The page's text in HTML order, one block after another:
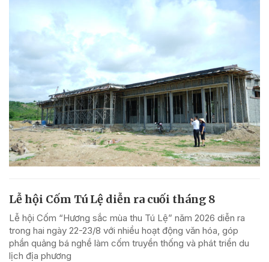
Lễ hội Cốm Tú Lệ diễn ra cuối tháng 8
Lễ hội Cốm “Hương sắc mùa thu Tú Lệ” năm 2026 diễn ra
trong hai ngày 22-23/8 với nhiều hoạt động văn hóa, góp
phần quảng bá nghề làm cốm truyền thống và phát triển du
lịch địa phương